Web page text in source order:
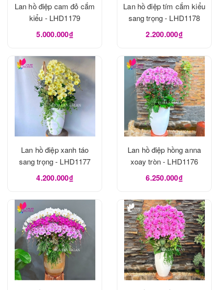
Lan hồ điệp cam đỏ cắm
kiểu - LHD1179
5.000.000₫
Lan hồ điệp tím cắm kiểu
sang trọng - LHD1178
2.200.000₫
Lan hồ điệp xanh táo
sang trọng - LHD1177
4.200.000₫
Lan hồ điệp hồng anna
xoay tròn - LHD1176
6.250.000₫